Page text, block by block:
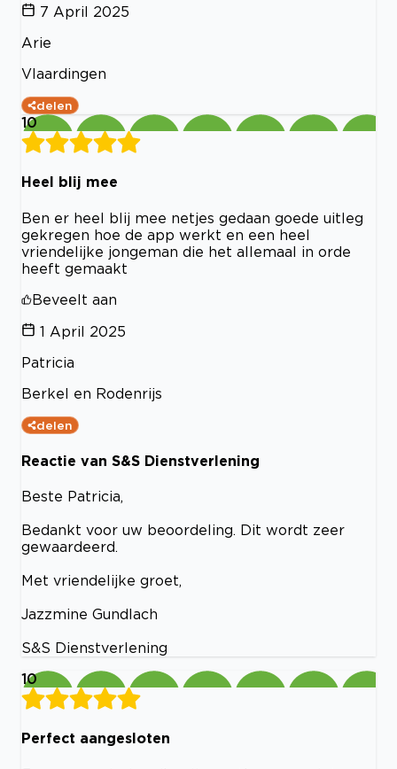
7 April 2025
Arie
Vlaardingen
delen
10
Heel blij mee
Ben er heel blij mee netjes gedaan goede uitleg
gekregen hoe de app werkt en een heel
vriendelijke jongeman die het allemaal in orde
heeft gemaakt
Beveelt aan
1 April 2025
Patricia
Berkel en Rodenrijs
delen
Reactie van S&S Dienstverlening
Beste Patricia,
Bedankt voor uw beoordeling. Dit wordt zeer
gewaardeerd.
Met vriendelijke groet,
Jazzmine Gundlach
S&S Dienstverlening
10
Perfect aangesloten